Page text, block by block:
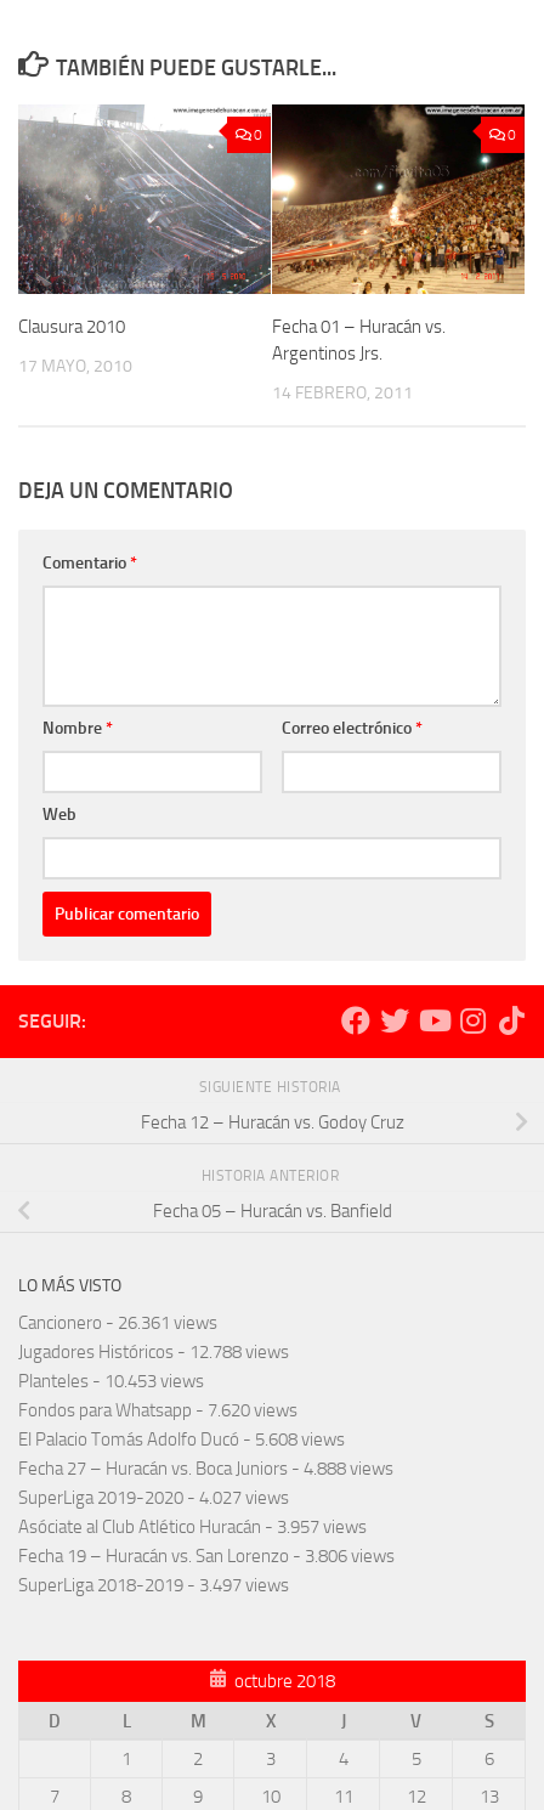
TAMBIÉN PUEDE GUSTARLE...
0
Clausura 2010
17 MAYO, 2010
0
Fecha 01 – Huracán vs.
Argentinos Jrs.
14 FEBRERO, 2011
DEJA UN COMENTARIO
Comentario*
Nombre* Correo electrónico*
Web
SEGUIR:
SIGUIENTE HISTORIA
Fecha 12 – Huracán vs. Godoy Cruz
HISTORIA ANTERIOR
Fecha 05 – Huracán vs. Banfield
LO MÁS VISTO
Cancionero - 26.361 views
Jugadores Históricos - 12.788 views
Planteles - 10.453 views
Fondos para Whatsapp - 7.620 views
El Palacio Tomás Adolfo Ducó - 5.608 views
Fecha 27 – Huracán vs. Boca Juniors - 4.888 views
SuperLiga 2019-2020 - 4.027 views
Asóciate al Club Atlético Huracán - 3.957 views
Fecha 19 – Huracán vs. San Lorenzo - 3.806 views
SuperLiga 2018-2019 - 3.497 views
octubre 2018
D
L M X J V
S
1
2 3 4 5
6
7
8 9 10 11 12
13